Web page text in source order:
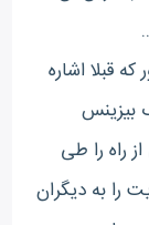
قبلا اشاره
بیزینس
راه را طی
را به دیگران